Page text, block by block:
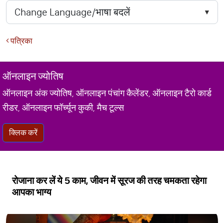
पत्रिका
ऑनलाइन ज्योतिष
ऑनलाइन अंक ज्योतिष, ऑनलाइन पंचांग कैलेंडर, ऑनलाइन टैरो कार्ड
रीडर, ऑनलाइन फॉर्च्यून कुकी, मैच टूल्स
क्लिक करें
रोजाना कर लें ये 5 काम, जीवन में सूरज की तरह चमकता रहेगा
आपका भाग्य